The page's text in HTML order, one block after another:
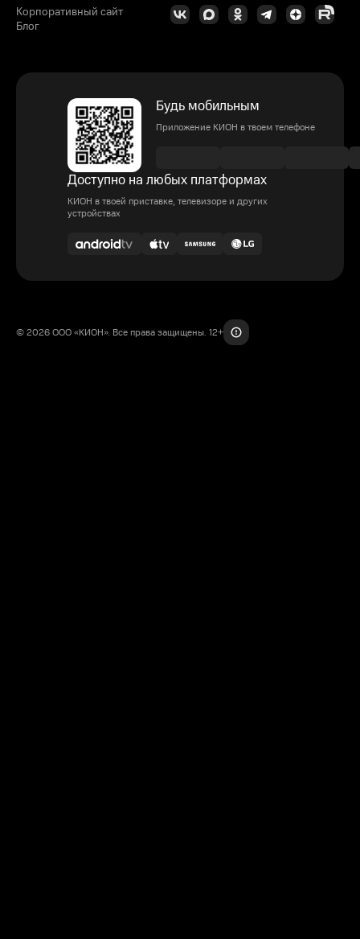
Корпоративный сайт
Блог
Будь мобильным
Приложение КИОН в твоем телефоне
Доступно на любых платформах
КИОН в твоей приставке, телевизоре и других
устройствах
© 2026 ООО «КИОН». Все права защищены. 12+